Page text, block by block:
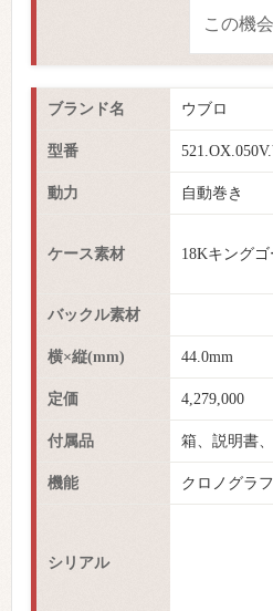
この機
ブランド名 ウブロ
型番
動力 自動巻き
ケース素材 18Kキングゴ
バックル素材
横×縦(mm) 44.0mm
定価 4,279,000
付属品 箱、説明書
機能 クロノグラフ
シリアル